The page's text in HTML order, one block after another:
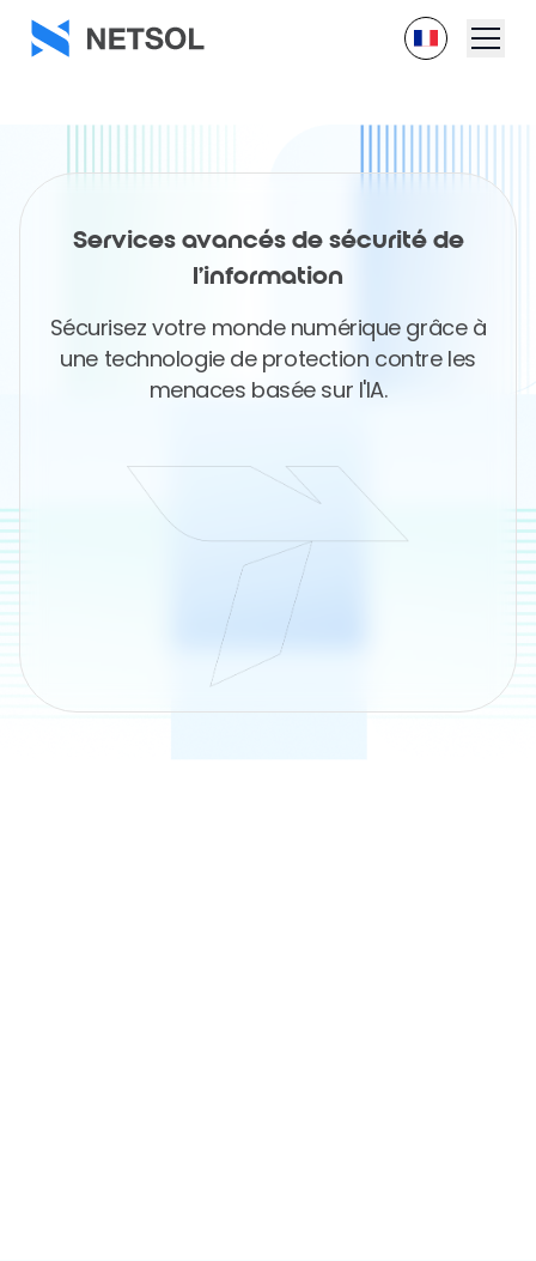
Services avancés de sécurité de
l'information
Sécurisez votre monde numérique grâce à
une technologie de protection contre les
menaces basée sur l'IA.